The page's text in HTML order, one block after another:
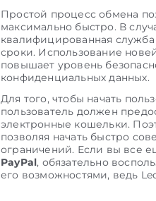
Простой процесс обмена
максимально быстро. В
квалифицированная
сроки. Использование
повышает уровень
конфиденциальных данных.
Для того, чтобы начать
пользователь должен
электронные кошельки.
позволяя начать быстро
ограничений. Если вы все
PayPal, обязательно
его возможностями, ведь